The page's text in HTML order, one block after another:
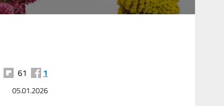
61 1
05.01.2026